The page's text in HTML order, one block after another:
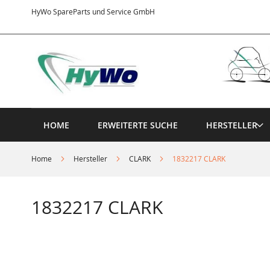
HyWo SpareParts und Service GmbH
Inhalt
HOME ERWEITERTE SUCHE HERSTELLER
Home Hersteller CLARK 1832217 CLARK
1832217 CLARK